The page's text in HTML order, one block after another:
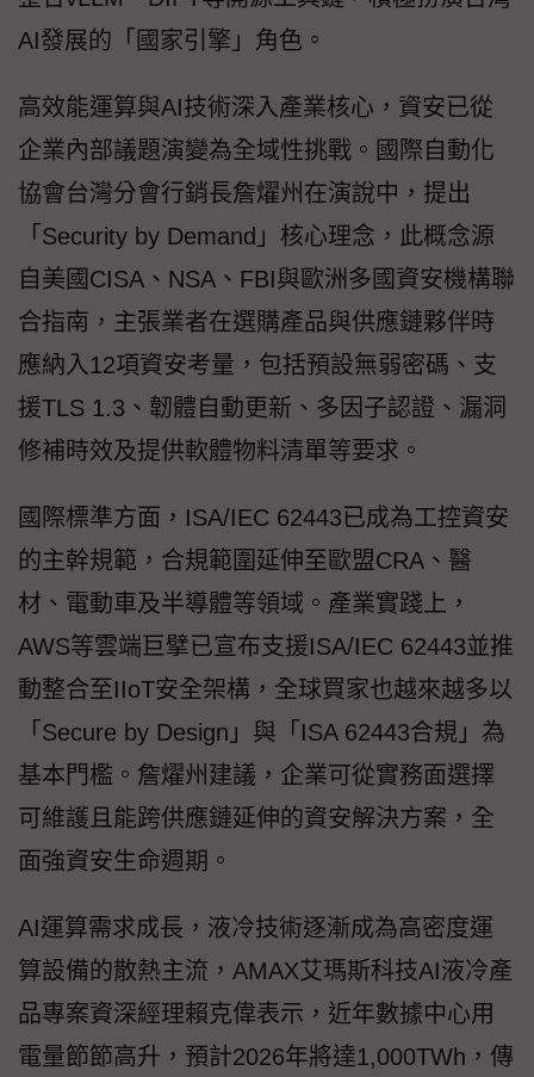
AI發展的「國家引擎」角色。
高效能運算與AI技術深入產業核心，資安已從
企業內部議題演變為全域性挑戰。國際自動化
協會台灣分會行銷長詹燿州在演說中，提出
「Security by Demand」核心理念，此概念源
自美國CISA、NSA、FBI與歐洲多國資安機構聯
合指南，主張業者在選購產品與供應鏈夥伴時
應納入12項資安考量，包括預設無弱密碼、支
援TLS 1.3、韌體自動更新、多因子認證、漏洞
修補時效及提供軟體物料清單等要求。
國際標準方面，ISA/IEC 62443已成為工控資安
的主幹規範，合規範圍延伸至歐盟CRA、醫
材、電動車及半導體等領域。產業實踐上，
AWS等雲端巨擘已宣布支援ISA/IEC 62443並推
動整合至IIoT安全架構，全球買家也越來越多以
「Secure by Design」與「ISA 62443合規」為
基本門檻。詹燿州建議，企業可從實務面選擇
可維護且能跨供應鏈延伸的資安解決方案，全
面強資安生命週期。
AI運算需求成長，液冷技術逐漸成為高密度運
算設備的散熱主流，AMAX艾瑪斯科技AI液冷產
品專案資深經理賴克偉表示，近年數據中心用
電量節節高升，預計2026年將達1,000TWh，傳